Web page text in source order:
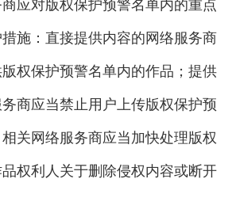
对版权保护预警名单内的重点
施：直接提供内容的网络服务商
权保护预警名单内的作品；提供
商应当禁止用户上传版权保护预
关网络服务商应当加快处理版权
权利人关于删除侵权内容或断开